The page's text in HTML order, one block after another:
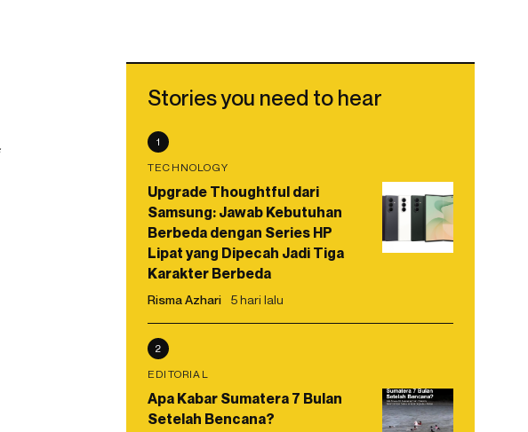
Stories you need to hear
1
TECHNOLOGY
Upgrade Thoughtful dari
Samsung: Jawab Kebutuhan
Berbeda dengan Series HP
Lipat yang Dipecah Jadi Tiga
Karakter Berbeda
Risma Azhari 5 hari lalu
2
EDITORIAL
Apa Kabar Sumatera 7 Bulan
Setelah Bencana?